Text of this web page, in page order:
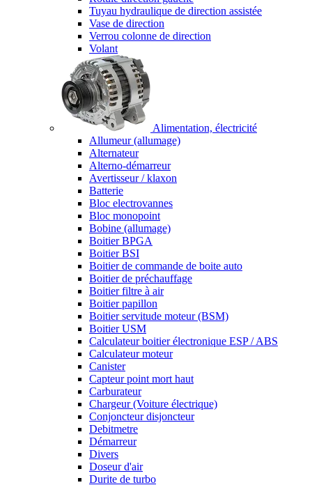
Tuyau hydraulique de direction assistée
Vase de direction
Verrou colonne de direction
Volant
Alimentation, électricité
Allumeur (allumage)
Alternateur
Alterno-démarreur
Avertisseur / klaxon
Batterie
Bloc electrovannes
Bloc monopoint
Bobine (allumage)
Boitier BPGA
Boitier BSI
Boitier de commande de boite auto
Boitier de préchauffage
Boitier filtre à air
Boitier papillon
Boitier servitude moteur (BSM)
Boitier USM
Calculateur boitier électronique ESP / ABS
Calculateur moteur
Canister
Capteur point mort haut
Carburateur
Chargeur (Voiture électrique)
Conjoncteur disjoncteur
Debitmetre
Démarreur
Divers
Doseur d'air
Durite de turbo